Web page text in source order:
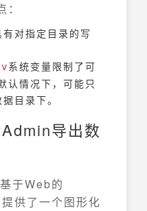
对指定目录的写
系统变量限制了可
认情况下，可能只
目录下。
导出数
于Web的
供了一个图形化